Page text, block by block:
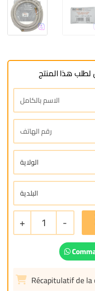
هذا المنتج
+ 1 -
Récapitulatif de